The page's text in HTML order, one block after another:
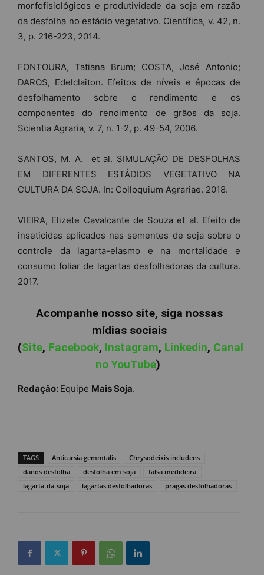
morfofisiológicos e produtividade da soja em razão
da desfolha no estádio vegetativo. Científica, v. 42, n.
3, p. 216-223, 2014.
FONTOURA, Tatiana Brum; COSTA, José Antonio;
DAROS, Edelclaiton. Efeitos de níveis e épocas de
desfolhamento sobre o rendimento e os
componentes do rendimento de grãos da soja.
Scientia Agraria, v. 7, n. 1-2, p. 49-54, 2006.
SANTOS, M. A. et al. SIMULAÇÃO DE DESFOLHAS
EM DIFERENTES ESTÁDIOS VEGETATIVO NA
CULTURA DA SOJA. In: Colloquium Agrariae. 2018.
VIEIRA, Elizete Cavalcante de Souza et al. Efeito de
inseticidas aplicados nas sementes de soja sobre o
controle da lagarta-elasmo e na mortalidade e
consumo foliar de lagartas desfolhadoras da cultura.
2017.
Acompanhe nosso site, siga nossas
mídias sociais
(Site, Facebook, Instagram, Linkedin, Canal
no YouTube)
Redação: Equipe Mais Soja.
TAGS Anticarsia gemmtalis
Chrysodeixis includens
danos desfolha
desfolha em soja
falsa medideira
lagarta-da-soja
lagartas desfolhadoras pragas desfolhadoras